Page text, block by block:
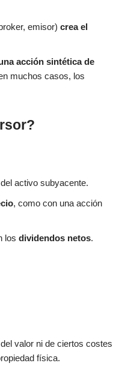
emisor) crea el
acción sintética de
muchos casos, los
del activo subyacente.
, como con una acción
los dividendos netos.
valor ni de ciertos costes
física.